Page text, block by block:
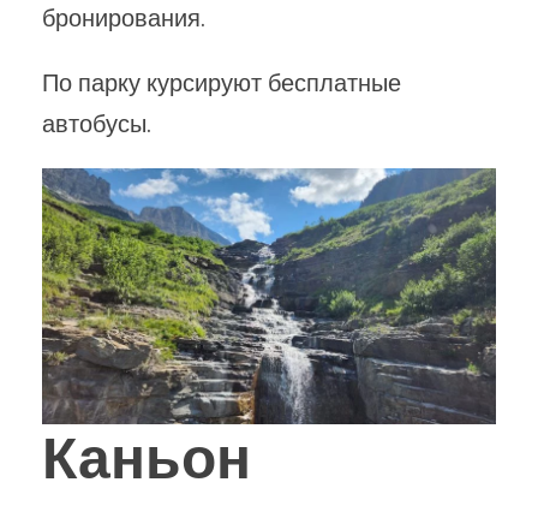
бронирования.
По парку курсируют бесплатные
автобусы.
Каньон